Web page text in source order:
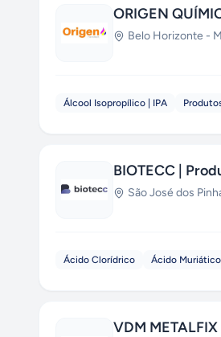
ORIGEN
Belo Horizonte -
Álcool Isopropílico | IPA
BIOTECC |
São José dos
Ácido Clorídrico Ácido Muriático
VDM